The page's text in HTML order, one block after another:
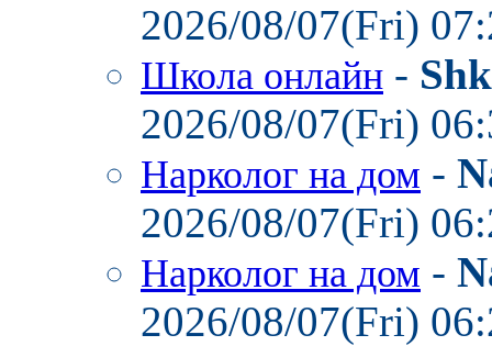
2026/08/07(Fri)
Школа онлайн -
2026/08/07(Fri)
Нарколог на дом -
2026/08/07(Fri)
Нарколог на дом -
2026/08/07(Fri)